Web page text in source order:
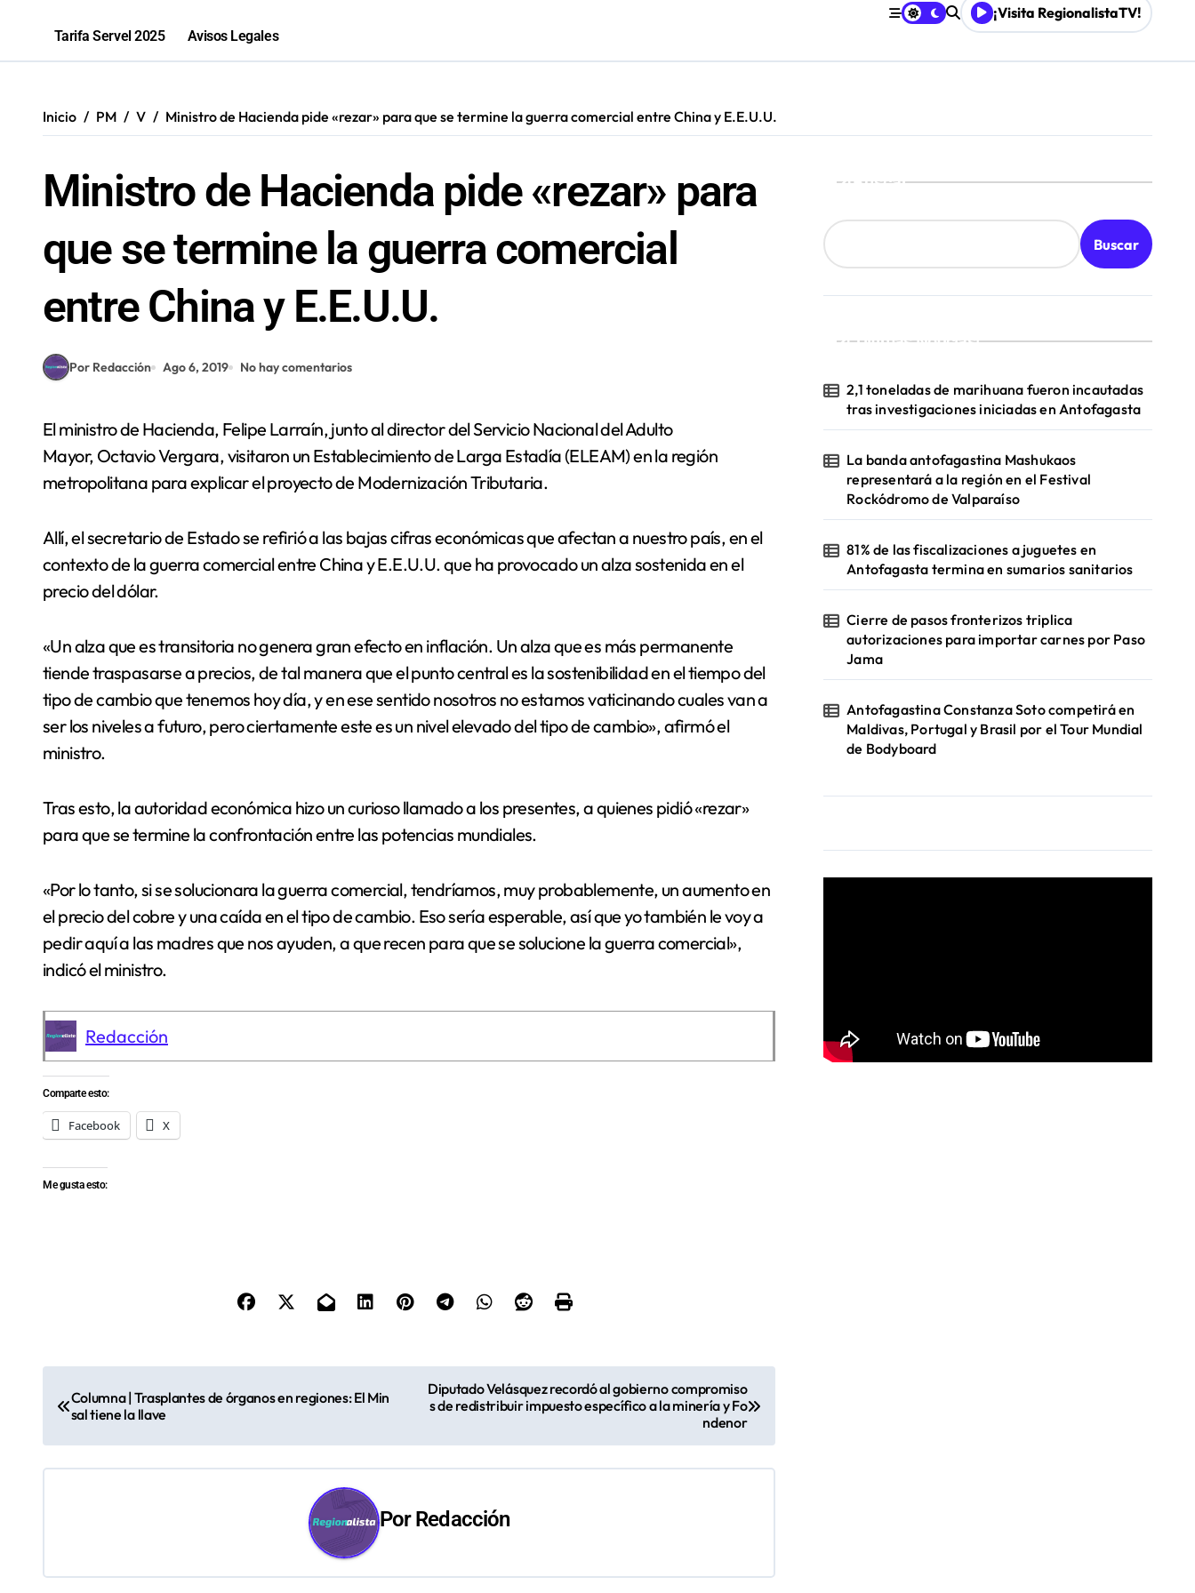
Tarifa Servel 2025 Avisos Legales
¡Visita RegionalistaTV!
Inicio PM V Ministro de Hacienda pide «rezar» para que se termine la guerra comercial entre China y E.E.U.U.
Ministro de Hacienda pide «rezar» para
que se termine la guerra comercial
entre China y E.E.U.U.
Por Redacción Ago 6, 2019 No hay comentarios
El ministro de Hacienda, Felipe Larraín, junto al director del Servicio Nacional del Adulto
Mayor, Octavio Vergara, visitaron un Establecimiento de Larga Estadía (ELEAM) en la región
metropolitana para explicar el proyecto de Modernización Tributaria.
Allí, el secretario de Estado se refirió a las bajas cifras económicas que afectan a nuestro país, en el
contexto de la guerra comercial entre China y E.E.U.U. que ha provocado un alza sostenida en el
precio del dólar.
«Un alza que es transitoria no genera gran efecto en inflación. Un alza que es más permanente
tiende traspasarse a precios, de tal manera que el punto central es la sostenibilidad en el tiempo del
tipo de cambio que tenemos hoy día, y en ese sentido nosotros no estamos vaticinando cuales van a
ser los niveles a futuro, pero ciertamente este es un nivel elevado del tipo de cambio», afirmó el
ministro.
Tras esto, la autoridad económica hizo un curioso llamado a los presentes, a quienes pidió «rezar»
para que se termine la confrontación entre las potencias mundiales.
«Por lo tanto, si se solucionara la guerra comercial, tendríamos, muy probablemente, un aumento en
el precio del cobre y una caída en el tipo de cambio. Eso sería esperable, así que yo también le voy a
pedir aquí a las madres que nos ayuden, a que recen para que se solucione la guerra comercial»,
indicó el ministro.
Redacción
Comparte esto:
Facebook X
Me gusta esto:
v
Columna | Trasplantes de órganos en regiones: El Min
sal tiene la llave
Diputado Velásquez recordó al gobierno compromiso
s de redistribuir impuesto específico a la minería y Fo
ndenor
PorRedacción
Buscar
Buscar
¡Ultimas Noticias!
2,1 toneladas de marihuana fueron incautadas
tras investigaciones iniciadas en Antofagasta
La banda antofagastina Mashukaos
representará a la región en el Festival
Rockódromo de Valparaíso
81% de las fiscalizaciones a juguetes en
Antofagasta termina en sumarios sanitarios
Cierre de pasos fronterizos triplica
autorizaciones para importar carnes por Paso
Jama
Antofagastina Constanza Soto competirá en
Maldivas, Portugal y Brasil por el Tour Mundial
de Bodyboard